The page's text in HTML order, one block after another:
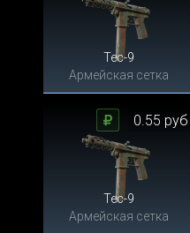
Tec-9
Армейская сетка
Tec-9
Армейская сетка
0.55 руб